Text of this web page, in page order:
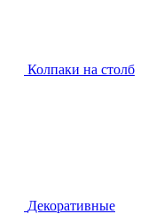
Колпаки на столб
Декоративные